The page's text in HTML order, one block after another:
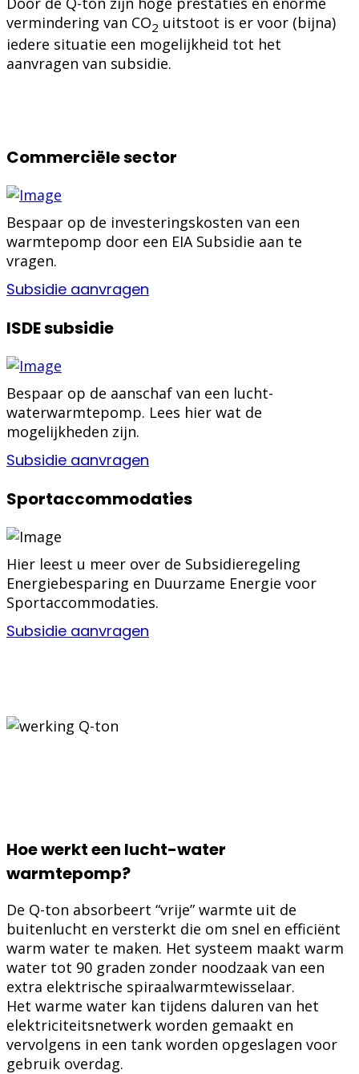
vermindering van CO2 uitstoot is er voor (bijna)
iedere situatie een mogelijkheid tot het
aanvragen van subsidie.
Commerciële sector
Bespaar op de investeringskosten van een
warmtepomp door een EIA Subsidie aan te
vragen.
Subsidie aanvragen
ISDE subsidie
Bespaar op de aanschaf van een lucht-
waterwarmtepomp. Lees hier wat de
mogelijkheden zijn.
Subsidie aanvragen
Sportaccommodaties
Hier leest u meer over de Subsidieregeling
Energiebesparing en Duurzame Energie voor
Sportaccommodaties.
Subsidie aanvragen
Hoe werkt een lucht-water
warmtepomp?
De Q-ton absorbeert “vrije” warmte uit de
buitenlucht en versterkt die om snel en efficiënt
warm water te maken. Het systeem maakt warm
water tot 90 graden zonder noodzaak van een
extra elektrische spiraalwarmtewisselaar.
Het warme water kan tijdens daluren van het
elektriciteitsnetwerk worden gemaakt en
vervolgens in een tank worden opgeslagen voor
gebruik overdag.